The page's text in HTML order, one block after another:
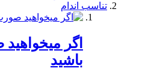
تناسب اندام
اگر
باشید